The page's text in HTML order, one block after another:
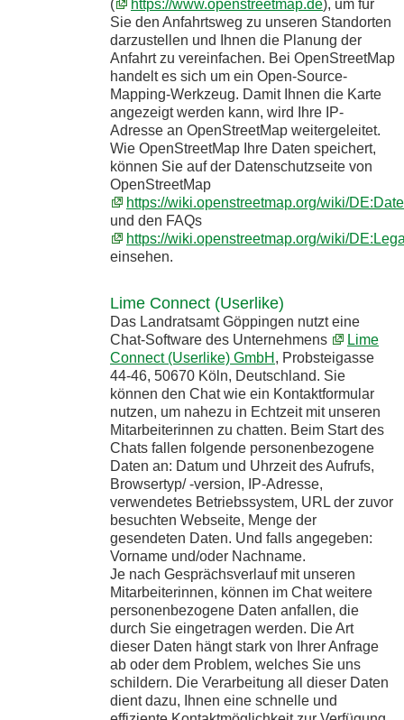
(
https://www.openstreetmap.de), um für
Sie den Anfahrtsweg zu unseren Standorten
darzustellen und Ihnen die Planung der
Anfahrt zu vereinfachen. Bei OpenStreetMap
handelt es sich um ein Open-Source-
Mapping-Werkzeug. Damit Ihnen die Karte
angezeigt werden kann, wird Ihre IP-
Adresse an OpenStreetMap weitergeleitet.
Wie OpenStreetMap Ihre Daten speichert,
können Sie auf der Datenschutzseite von
OpenStreetMap
https://wiki.openstreetmap.org/wiki/
und den FAQs
https://wiki.openstreetmap.org/wiki/
einsehen.
Lime Connect (Userlike)
Das Landratsamt Göppingen nutzt eine
Chat-Software des Unternehmens
Lime
Connect (Userlike) GmbH , Probsteigasse
44-46, 50670 Köln, Deutschland. Sie
können den Chat wie ein Kontaktformular
nutzen, um nahezu in Echtzeit mit unseren
Mitarbeiterinnen zu chatten. Beim Start des
Chats fallen folgende personenbezogene
Daten an: Datum und Uhrzeit des Aufrufs,
Browsertyp/ -version, IP-Adresse,
verwendetes Betriebssystem, URL der zuvor
besuchten Webseite, Menge der
gesendeten Daten. Und falls angegeben:
Vorname und/oder Nachname.
Je nach Gesprächsverlauf mit unseren
Mitarbeiterinnen, können im Chat weitere
personenbezogene Daten anfallen, die
durch Sie eingetragen werden. Die Art
dieser Daten hängt stark von Ihrer Anfrage
ab oder dem Problem, welches Sie uns
schildern. Die Verarbeitung all dieser Daten
dient dazu, Ihnen eine schnelle und